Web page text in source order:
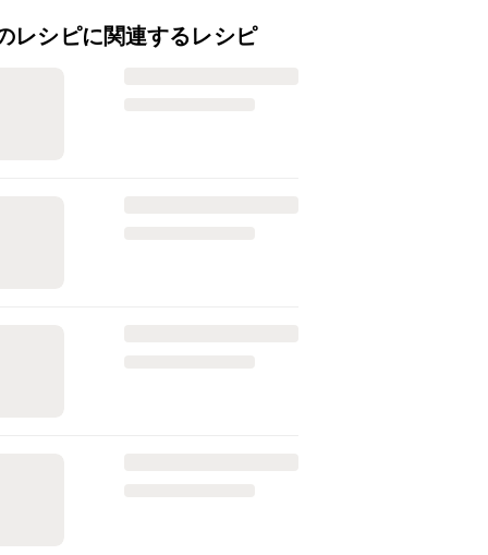
レシピに関連するレシピ